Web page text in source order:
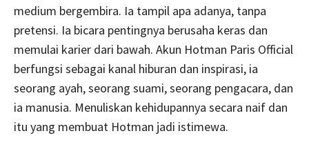
medium bergembira. Ia tampil apa adanya, tanpa
pretensi. Ia bicara pentingnya berusaha keras dan
memulai karier dari bawah. Akun Hotman Paris Official
berfungsi sebagai kanal hiburan dan inspirasi, ia
seorang ayah, seorang suami, seorang pengacara, dan
ia manusia. Menuliskan kehidupannya secara naif dan
itu yang membuat Hotman jadi istimewa.